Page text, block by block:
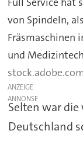
von Spindeln,
Fräsmaschinen
und
ANZEIGE
Selten war
Deutschland